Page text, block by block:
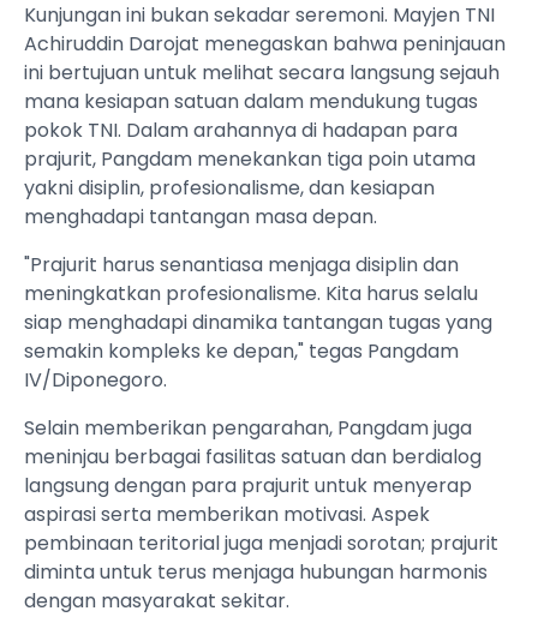
​Kunjungan ini bukan sekadar seremoni. Mayjen TNI
Achiruddin Darojat menegaskan bahwa peninjauan
ini bertujuan untuk melihat secara langsung sejauh
mana kesiapan satuan dalam mendukung tugas
pokok TNI. Dalam arahannya di hadapan para
prajurit, Pangdam menekankan tiga poin utama
yakni disiplin, profesionalisme, dan kesiapan
menghadapi tantangan masa depan.
​"Prajurit harus senantiasa menjaga disiplin dan
meningkatkan profesionalisme. Kita harus selalu
siap menghadapi dinamika tantangan tugas yang
semakin kompleks ke depan," tegas Pangdam
IV/Diponegoro.
​Selain memberikan pengarahan, Pangdam juga
meninjau berbagai fasilitas satuan dan berdialog
langsung dengan para prajurit untuk menyerap
aspirasi serta memberikan motivasi. Aspek
pembinaan teritorial juga menjadi sorotan; prajurit
diminta untuk terus menjaga hubungan harmonis
dengan masyarakat sekitar.